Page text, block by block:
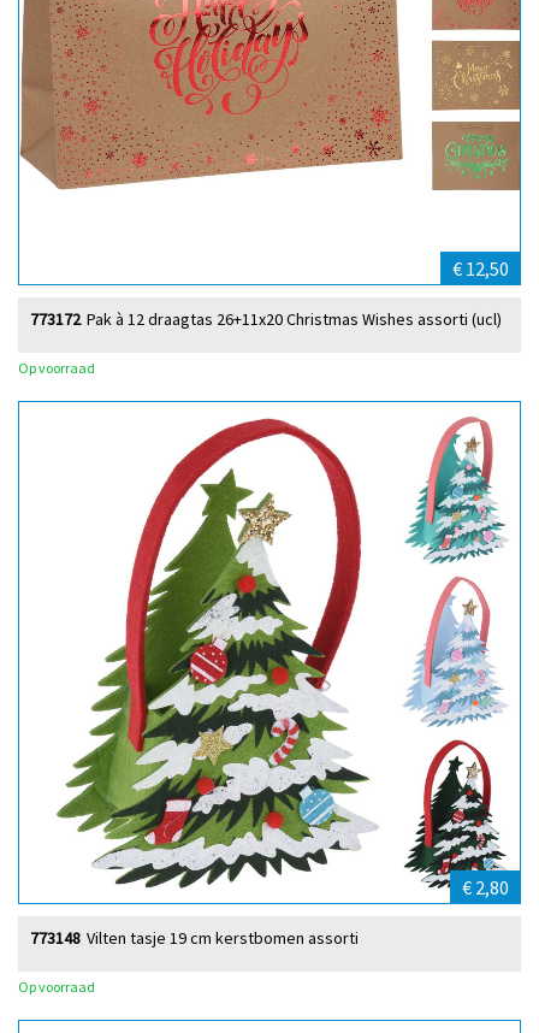
€ 12,50
Pak à 12 draagtas 26+11x20 Christmas Wishes assorti (ucl)
773172
Op voorraad
€ 2,80
Vilten tasje 19 cm kerstbomen assorti
773148
Op voorraad